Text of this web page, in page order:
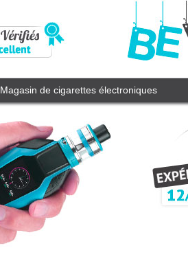
Magasin de cigarettes électroniques